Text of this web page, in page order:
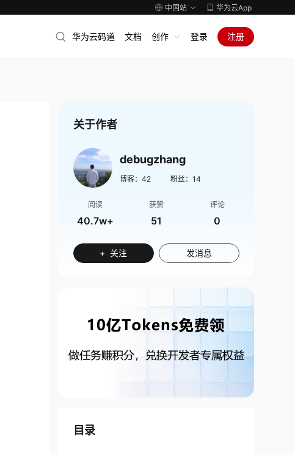
中国站 华为云App
华为云码道 文档 创作 登录 注册
关于作者
debugzhang
博客： 42 粉丝： 14
阅读
40.7w+
获赞
51
评论
0
+ 关注 发消息
目录